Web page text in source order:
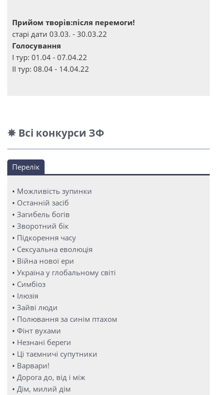
Прийом творів:після перемоги!
старі дати 03.03. - 30.03.22
Голосування
І тур: 01.04 - 07.04.22
ІІ тур: 08.04 - 14.04.22
✵ Всі конкурси ЗФ
Перелік
• Можливість зупинки
• Останній засіб
• Загибель богів
• Зворотний бік
• Підкорення часу
• Сексуальна еволюція
• Війна нової ери
• Україна у глобальному світі
• Симбіоз
• Ілюзія
• Зайві люди
• Полювання за синім птахом
• Фінт вухами
• Незнані береги
• Ці таємничі супутники
• Варвари!
• Дорога до, від і між
• Дім, милий дім